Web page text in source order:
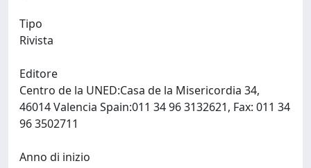
Tipo
Rivista
Editore
Centro de la UNED:Casa de la Misericordia 34,
46014 Valencia Spain:011 34 96 3132621, Fax: 011 34
Anno di inizio